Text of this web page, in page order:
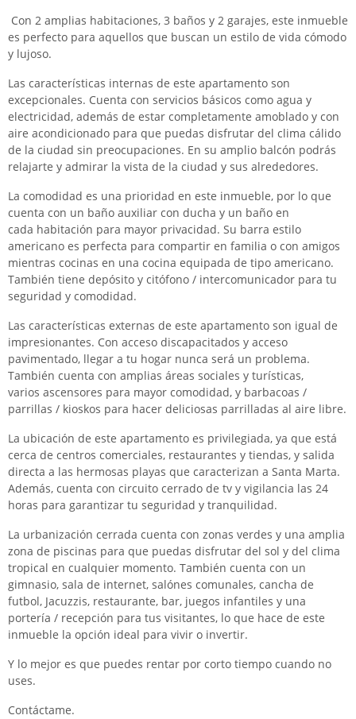
Con 2 amplias habitaciones, 3 baños y 2 garajes, este inmueble
es perfecto para aquellos que buscan un estilo de vida cómodo
y lujoso.
Las características internas de este apartamento son
excepcionales. Cuenta con servicios básicos como agua y
electricidad, además de estar completamente amoblado y con
aire acondicionado para que puedas disfrutar del clima cálido
de la ciudad sin preocupaciones. En su amplio balcón podrás
relajarte y admirar la vista de la ciudad y sus alrededores.
La comodidad es una prioridad en este inmueble, por lo que
cuenta con un baño auxiliar con ducha y un baño en
cada habitación para mayor privacidad. Su barra estilo
americano es perfecta para compartir en familia o con amigos
mientras cocinas en una cocina equipada de tipo americano.
También tiene depósito y citófono / intercomunicador para tu
seguridad y comodidad.
Las características externas de este apartamento son igual de
impresionantes. Con acceso discapacitados y acceso
pavimentado, llegar a tu hogar nunca será un problema.
También cuenta con amplias áreas sociales y turísticas,
varios ascensores para mayor comodidad, y barbacoas /
parrillas / kioskos para hacer deliciosas parrilladas al aire libre.
La ubicación de este apartamento es privilegiada, ya que está
cerca de centros comerciales, restaurantes y tiendas, y salida
directa a las hermosas playas que caracterizan a Santa Marta.
Además, cuenta con circuito cerrado de tv y vigilancia las 24
horas para garantizar tu seguridad y tranquilidad.
La urbanización cerrada cuenta con zonas verdes y una amplia
zona de piscinas para que puedas disfrutar del sol y del clima
tropical en cualquier momento. También cuenta con un
gimnasio, sala de internet, salónes comunales, cancha de
futbol, Jacuzzis, restaurante, bar, juegos infantiles y una
portería / recepción para tus visitantes, lo que hace de este
inmueble la opción ideal para vivir o invertir.
Y lo mejor es que puedes rentar por corto tiempo cuando no
uses.
Contáctame.